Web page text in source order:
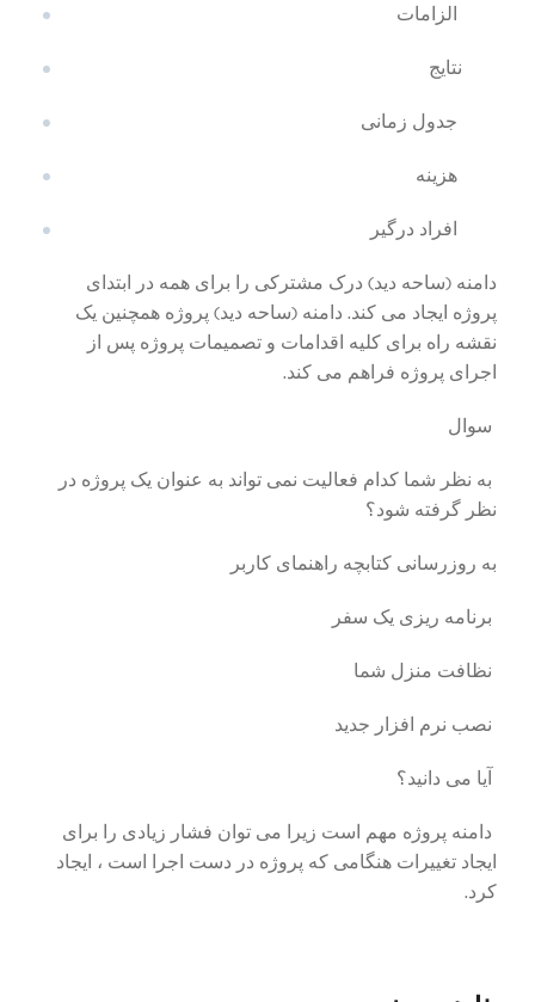
الزامات
نتایج
جدول زمانی
هزینه
افراد درگیر
دامنه (ساحه دید) درک مشترکی را برای همه در ابتدای
پروژه ایجاد می کند. دامنه (ساحه دید) پروژه همچنین یک
نقشه راه برای کلیه اقدامات و تصمیمات پروژه پس از
اجرای پروژه فراهم می کند.
سوال
به نظر شما کدام فعالیت نمی تواند به عنوان یک پروژه در
نظر گرفته شود؟
به روزرسانی کتابچه راهنمای کاربر
برنامه ریزی یک سفر
نظافت منزل شما
نصب نرم افزار جدید
آیا می دانید؟
دامنه پروژه مهم است زیرا می توان فشار زیادی را برای
ایجاد تغییرات هنگامی که پروژه در دست اجرا است ، ایجاد
کرد.